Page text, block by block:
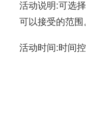
活动说明:可选
可以接受的范围
活动时间:时间